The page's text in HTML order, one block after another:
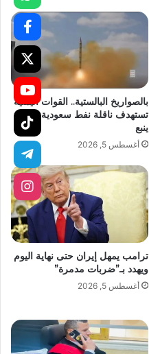
بالصواريخ البالستية.. القوات اليمنية
تستهدف ناقلة نفط سعودية قبالة
ينبع
أغسطس 5, 2026
ترامب يمهل إيران حتى نهاية اليوم
ويهدد بـ”ضربات مدمرة”
أغسطس 5, 2026